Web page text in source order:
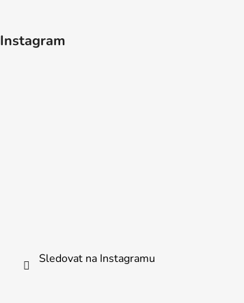
Instagram
Sledovat na Instagramu